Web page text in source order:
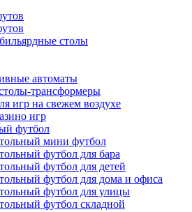
столы
автоматы
трансформеры
игр на свежем воздухе
игр
футбол
мини футбол
футбол для бара
футбол для детей
футбол для дома и офиса
футбол для улицы
футбол складной